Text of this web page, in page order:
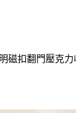
磁扣翻門壓克